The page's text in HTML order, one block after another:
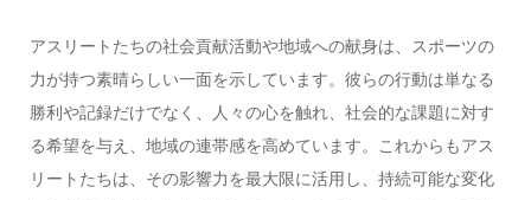
アスリートたちの社会貢献活動や地域への献身は、スポーツの
力が持つ素晴らしい一面を示しています。彼らの行動は単なる
勝利や記録だけでなく、人々の心を触れ、社会的な課題に対す
る希望を与え、地域の連帯感を高めています。これからもアス
リートたちは、その影響力を最大限に活用し、持続可能な変化